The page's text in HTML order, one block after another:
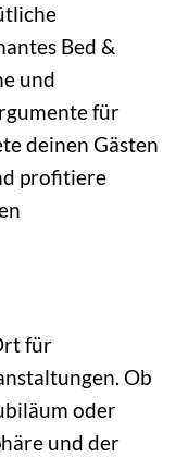
Bed &
und
für
deinen Gästen
profitiere
für
Ob
oder
und der